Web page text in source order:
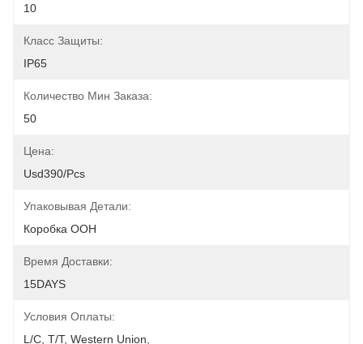
10
Класс Защиты:
IP65
Количество Мин Заказа:
50
Цена:
Usd390/pcs
Упаковывая Детали:
Коробка ООН
Время Доставки:
15DAYS
Условия Оплаты:
L/C, T/T, Western Union,